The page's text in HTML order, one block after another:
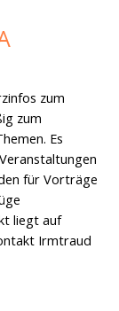
zum
zum
Es
für Vorträge
liegt auf
Irmtraud